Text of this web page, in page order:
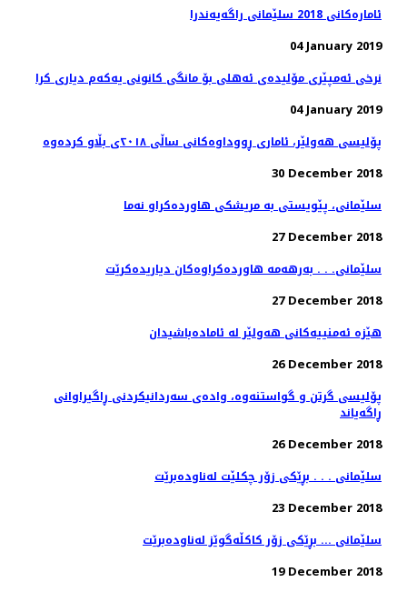
ئاماره‌كانی 2018 سلێمانی راگه‌یه‌ندرا
04 January 2019
نرخی ئەمپێری مۆلیدەی ئەهلی بۆ مانگی كانونی یەكەم دیاری كرا
04 January 2019
پۆلیسی هەولێر، ئاماری ڕووداوەكانی ساڵی ٢٠١٨ی بڵاو كردەوە
30 December 2018
27 December 2018
سلێمانی. . . به‌رهه‌مه‌ هاورده‌كراوه‌كان دیاریده‌كرێت
27 December 2018
هێزە ئەمنییەكانی هەولێر لە ئامادەباشیدان
26 December 2018
پۆلیسی گرتن و گواستنەوە، وادەی سەردانیكردنی ڕاگیراوانی
ڕاگەیاند
26 December 2018
سلێمانی . . . بڕێكی زۆر چكلێت له‌ناوده‌برێت
23 December 2018
سلێمانی ... بڕێكی زۆر كاكڵه‌گوێز له‌ناوده‌برێت
19 December 2018